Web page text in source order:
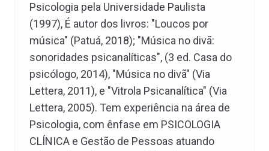
Psicologia pela Universidade Paulista
(1997), É autor dos livros: "Loucos por
música" (Patuá, 2018); "Música no divã:
sonoridades psicanalíticas", (3 ed. Casa do
psicólogo, 2014), "Música no divã" (Via
Lettera, 2011), e "Vitrola Psicanalítica" (Via
Lettera, 2005). Tem experiência na área de
Psicologia, com ênfase em PSICOLOGIA
CLÍNICA e Gestão de Pessoas atuando